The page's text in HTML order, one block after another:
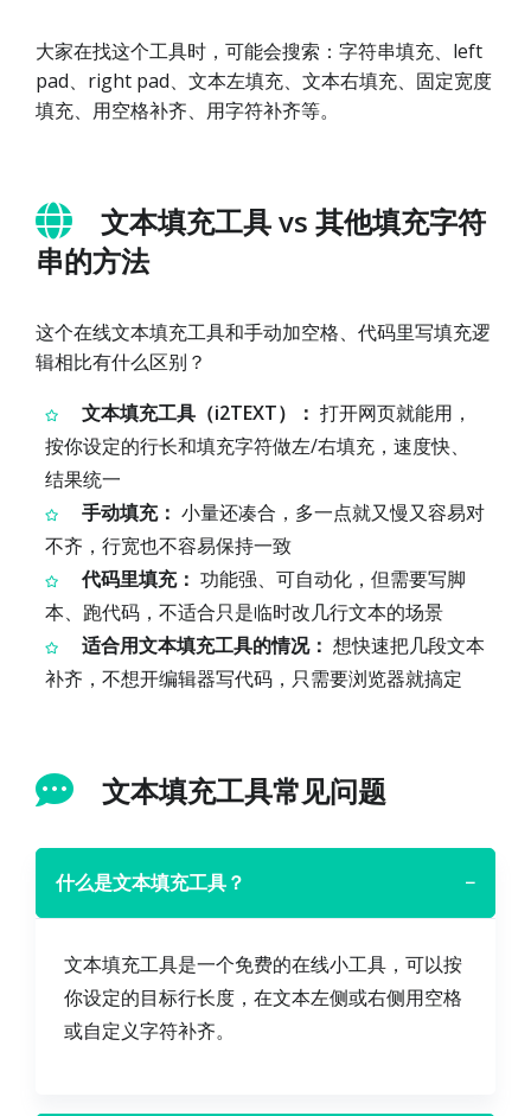
大家在找这个工具时，可能会搜索：字符串填充、left
pad、right pad、文本左填充、文本右填充、固定宽度
填充、用空格补齐、用字符补齐等。
文本填充工具 vs 其他填充字符
串的方法
这个在线文本填充工具和手动加空格、代码里写填充逻
辑相比有什么区别？
文本填充工具（i2TEXT）： 打开网页就能用，
按你设定的行长和填充字符做左/右填充，速度快、
结果统一
手动填充： 小量还凑合，多一点就又慢又容易对
不齐，行宽也不容易保持一致
代码里填充： 功能强、可自动化，但需要写脚
本、跑代码，不适合只是临时改几行文本的场景
适合用文本填充工具的情况： 想快速把几段文本
补齐，不想开编辑器写代码，只需要浏览器就搞定
文本填充工具常见问题
什么是文本填充工具？ −
文本填充工具是一个免费的在线小工具，可以按
你设定的目标行长度，在文本左侧或右侧用空格
或自定义字符补齐。